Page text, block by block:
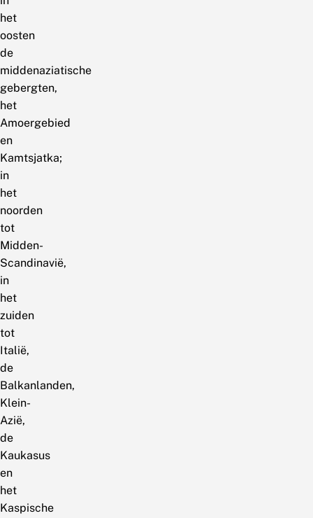
het
oosten
de
middenaziatische
gebergten,
het
Amoergebied
en
Kamtsjatka;
in
het
noorden
tot
Midden-
Scandinavië,
in
het
zuiden
tot
Italië,
de
Balkanlanden,
Klein-
Azië,
de
Kaukasus
en
het
Kaspische